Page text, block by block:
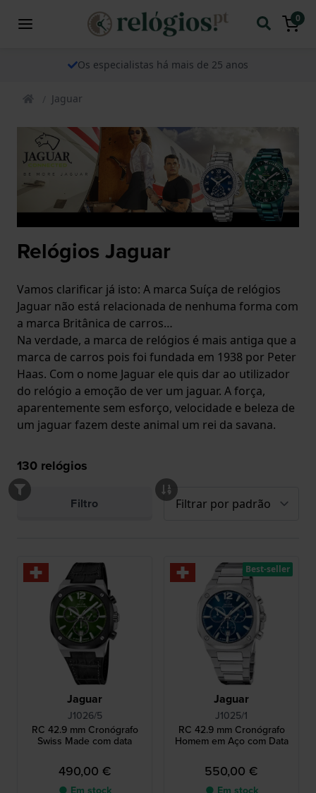
0
Os especialistas há mais de 25 anos
Jaguar
Relógios Jaguar
Vamos clarificar já isto: A marca Suíça de relógios
Jaguar não está relacionada de nenhuma forma com
a marca Britânica de carros…
Na verdade, a marca de relógios é mais antiga que a
marca de carros pois foi fundada em 1938 por Peter
Haas. Com o nome Jaguar ele quis dar ao utilizador
do relógio a emoção de ver um jaguar. A força,
aparentemente sem esforço, velocidade e beleza de
um jaguar fazem deste animal um rei da savana.
130 relógios
Filtro
Jaguar
J1026/5
RC 42.9 mm Cronógrafo
Swiss Made com data
490,00 €
Jaguar
J1025/1
RC 42.9 mm Cronógrafo
Homem em Aço com Data
550,00 €
Best-seller